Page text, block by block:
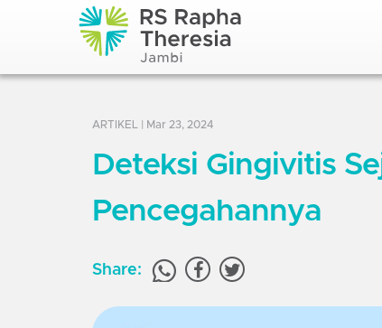
ARTIKEL | Mar 23, 2024
Deteksi Gingivitis
Pencegahannya
Share: